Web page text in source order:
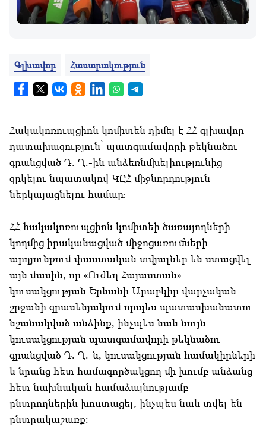
Գլխավոր Հասարակություն
Հակակոռուպցիոն կոմիտեն դիմել է ՀՀ գլխավոր
դատախազություն՝ պատգամավորի թեկնածու
գրանցված Դ. Ղ.-ին անձեռնմխելիությունից
զրկելու նպատակով ԿԸՀ միջնորդություն
ներկայացնելու համար։
ՀՀ հակակոռուպցիոն կոմիտեի ծառայողների
կողմից իրականացված միջոցառումների
արդյունքում փաստական տվյալներ են ստացվել
այն մասին, որ «Ուժեղ Հայաստան»
կուսակցության Երևանի Արաբկիր վարչական
շրջանի գրասենյակում որպես պատասխանատու
նշանակված անձինք, ինչպես նաև նույն
կուսակցության պատգամավորի թեկնածու
գրանցված Դ. Ղ.-ն, կուսակցության համակիրների
և նրանց հետ համագործակցող մի խումբ անձանց
հետ նախնական համաձայնությամբ
ընտրողներին խոստացել, ինչպես նաև տվել են
ընտրակաշառք: